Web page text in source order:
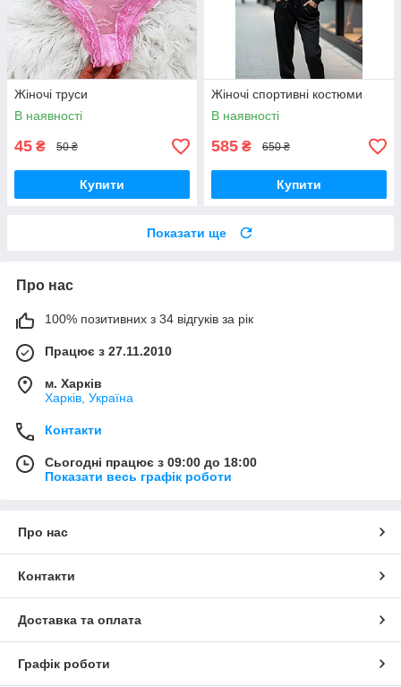
Жіночі труси
В наявності
45 ₴ 50 ₴
Купити
Жіночі спортивні костюми
В наявності
585 ₴ 650 ₴
Купити
Показати ще
Про нас
100% позитивних з 34 відгуків за рік
Працює з 27.11.2010
м. Харків
Харків, Україна
Контакти
Сьогодні працює з 09:00 до 18:00
Показати весь графік роботи
Про нас
Контакти
Доставка та оплата
Графік роботи